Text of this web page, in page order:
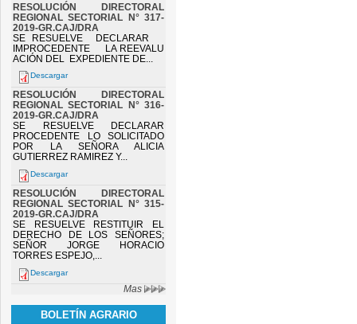
RESOLUCIÓN DIRECTORAL
REGIONAL SECTORIAL N° 317-
2019-GR.CAJ/DRA
SE RESUELVE DECLARAR
IMPROCEDENTE LA REEVALU
ACIÓN DEL EXPEDIENTE DE...
Descargar
RESOLUCIÓN DIRECTORAL
REGIONAL SECTORIAL N° 316-
2019-GR.CAJ/DRA
SE RESUELVE DECLARAR
PROCEDENTE LO SOLICITADO
POR LA SEÑORA ALICIA
GUTIERREZ RAMIREZ Y...
Descargar
RESOLUCIÓN DIRECTORAL
REGIONAL SECTORIAL N° 315-
2019-GR.CAJ/DRA
SE RESUELVE RESTITUIR EL
DERECHO DE LOS SEÑORES;
SEÑOR JORGE HORACIO
TORRES ESPEJO,...
Descargar
Mas
BOLETÍN AGRARIO